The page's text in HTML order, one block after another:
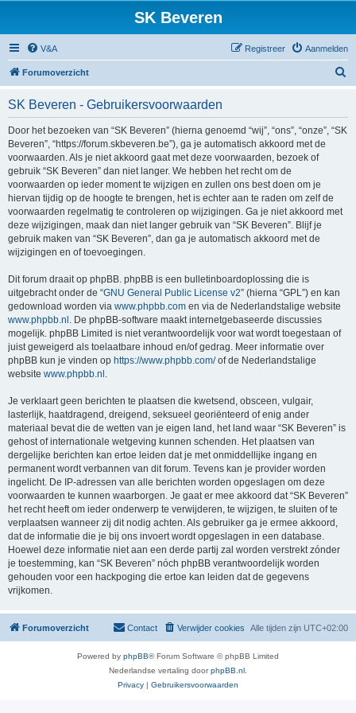
SK Beveren
V&A Aanmelden
Registreer
Forumoverzicht
SK Beveren - Gebruikersvoorwaarden
Door het bezoeken van “SK Beveren” (hierna genoemd “wij”, “ons”, “onze”, “SK
Beveren”, “https://forum.skbeveren.be”), ga je automatisch akkoord met de
voorwaarden. Als je niet akkoord gaat met deze voorwaarden, bezoek of
gebruik “SK Beveren” dan niet langer. We hebben het recht om de
voorwaarden op ieder moment te wijzigen en zullen ons best doen om je
hiervan tijdig op de hoogte te brengen, het is echter aan te raden om zelf de
voorwaarden regelmatig te controleren op wijzigingen. Ga je niet akkoord met
deze wijzigingen, maak dan niet langer gebruik van “SK Beveren”. Blijf je
gebruik maken van “SK Beveren”, dan ga je automatisch akkoord met de
wijzigingen en of toevoegingen.
Dit forum draait op phpBB. phpBB is een bulletinboardoplossing die is
uitgebracht onder de “GNU General Public License v2” (hierna “GPL”) en kan
gedownload worden via www.phpbb.com en via de Nederlandstalige website
www.phpbb.nl . De phpBB-software maakt internetgebaseerde discussies
mogelijk. phpBB Limited is niet verantwoordelijk voor wat wordt toegestaan of
juist geweigerd als toelaatbare inhoud en/of gedrag. Meer informatie over
phpBB kun je vinden op https://www.phpbb.com/of de Nederlandstalige
website www.phpbb.nl .
Je verklaart geen berichten te plaatsen die kwetsend, obsceen, vulgair,
lasterlijk, haatdragend, dreigend, seksueel georiënteerd of enig ander
materiaal bevat die de wetten van je eigen land, het land waar “SK Beveren” is
gehost of internationale wetgeving kunnen schenden. Het plaatsen van
dergelijke berichten kan ertoe leiden dat je met onmiddellijke ingang en
permanent wordt verbannen van dit forum. Tevens kan je provider worden
ingelicht. De IP-adressen van alle berichten worden opgeslagen om deze
voorwaarden te kunnen waarborgen. Je gaat er mee akkoord dat “SK Beveren”
het recht heeft om ieder onderwerp te verwijderen, te wijzigen, te sluiten of te
verplaatsen wanneer zij dit nodig achten. Als gebruiker ga je ermee akkoord,
dat de informatie die je bij ons invoert wordt opgeslagen in een database.
Hoewel deze informatie niet aan een derde partij zal worden verstrekt zónder
je toestemming, kan “SK Beveren” nóch phpBB verantwoordelijk worden
gehouden voor een hackpoging die ertoe kan leiden dat de gegevens
vrijkomen.
Forumoverzicht Alle tijden zijn UTC+02:00
Verwijder cookies
Contact
Powered by phpBB® Forum Software © phpBB Limited
Nederlandse vertaling doorphpBB.nl
Privacy | Gebruikersvoorwaarden